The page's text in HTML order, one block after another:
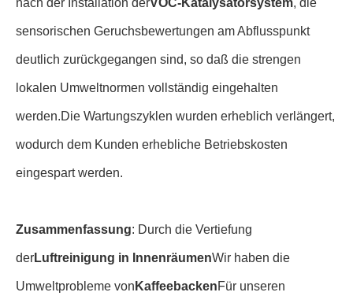
nach der Installation derVOC-Katalysatorsystem, die
sensorischen Geruchsbewertungen am Abflusspunkt
deutlich zurückgegangen sind, so daß die strengen
lokalen Umweltnormen vollständig eingehalten
werden.Die Wartungszyklen wurden erheblich verlängert,
wodurch dem Kunden erhebliche Betriebskosten
eingespart werden.
Zusammenfassung: Durch die Vertiefung
derLuftreinigung in InnenräumenWir haben die
Umweltprobleme von KaffeebackenFür unseren